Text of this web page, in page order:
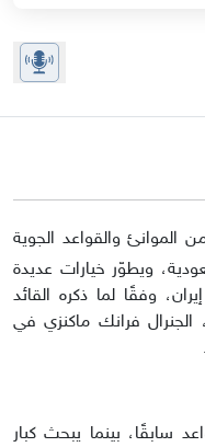
الموانئ والقواعد الجوية
ويطوّر خيارات عديدة
وفقًا لما ذكره القائد
الجنرال فرانك ماكنزي في
سابقًا، بينما يبحث كبار